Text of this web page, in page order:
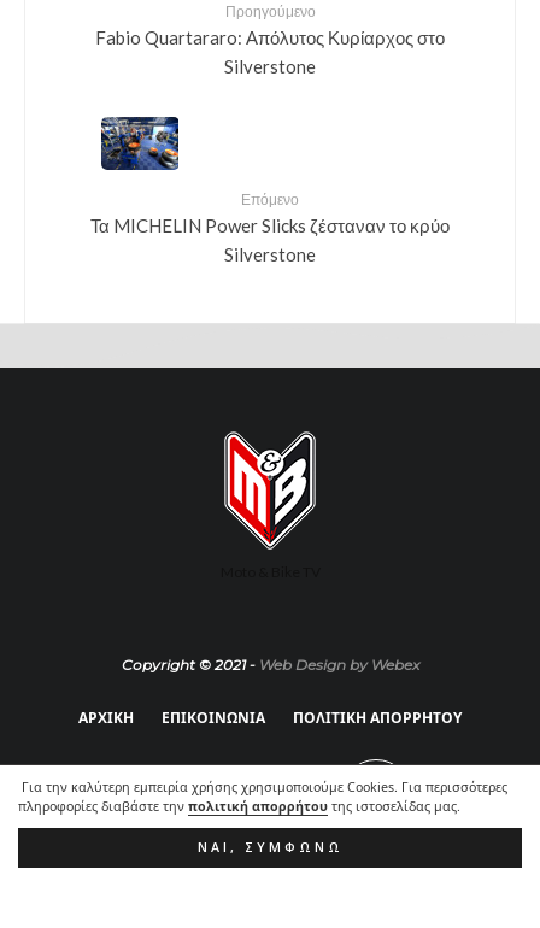
Για την καλύτερη εμπειρία χρήσης χρησιμοποιούμε Cookies. Για περισσότερες
πληροφορίες διαβάστε την πολιτική απορρήτου της ιστοσελίδας μας.
ΝΑΙ, ΣΥΜΦΩΝΏ
Προηγούμενο
Fabio Quartararo: Απόλυτος Κυρίαρχος στο
Silverstone
Επόμενο
Τα MICHELIN Power Slicks ζέσταναν το κρύο
Silverstone
Copyright © 2021 - Web Design by Webex
ΑΡΧΙΚΗ ΕΠΙΚΟΙΝΩΝΙΑ ΠΟΛΙΤΙΚΗ ΑΠΟΡΡΗΤΟΥ